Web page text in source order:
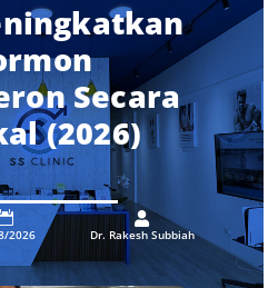
Secara
(2026)
2026

Dr. Rakesh Subbiah